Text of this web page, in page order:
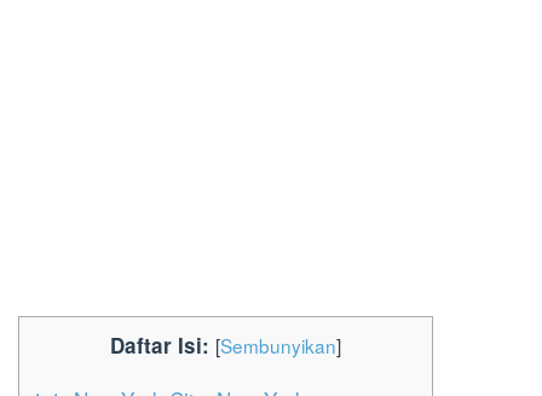
Daftar Isi: [Sembunyikan]